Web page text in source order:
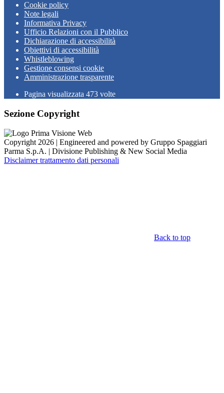
Cookie policy
Note legali
Informativa Privacy
Ufficio Relazioni con il Pubblico
Dichiarazione di accessibilità
Obiettivi di accessibilità
Whistleblowing
Gestione consensi cookie
Amministrazione trasparente
Pagina visualizzata 473 volte
Sezione Copyright
Copyright 2026 | Engineered and powered by Gruppo Spaggiari
Parma S.p.A. | Divisione Publishing & New Social Media
Disclaimer trattamento dati personali
Back to top